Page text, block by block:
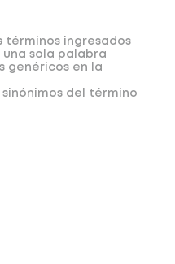
términos ingresados
sola palabra
genéricos en la
sinónimos del término